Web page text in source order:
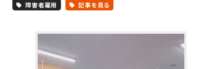
障害者雇用 記事を見る